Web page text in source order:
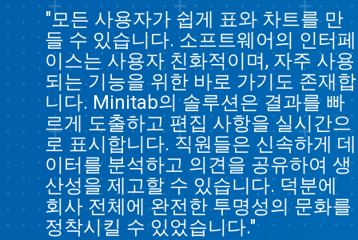
"모든 사용자가 쉽게 표와 차트를 만
들 수 있습니다. 소프트웨어의 인터페
이스는 사용자 친화적이며, 자주 사용
되는 기능을 위한 바로 가기도 존재합
니다. Minitab의 솔루션은 결과를 빠
르게 도출하고 편집 사항을 실시간으
로 표시합니다. 직원들은 신속하게 데
이터를 분석하고 의견을 공유하여 생
산성을 제고할 수 있습니다. 덕분에
회사 전체에 완전한 투명성의 문화를
정착시킬 수 있었습니다."